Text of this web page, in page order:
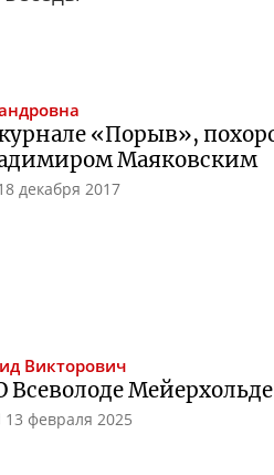
«Порыв»,
Маяковским
декабря 2017
Викторович
Всеволоде Мейерхольде
13 февраля 2025